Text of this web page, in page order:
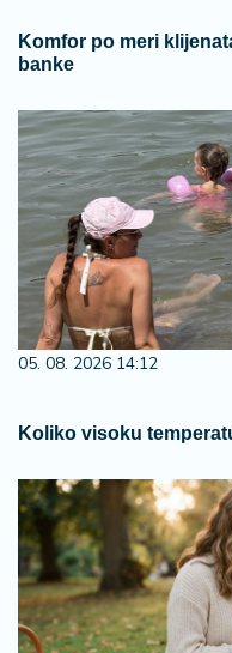
Komfor po meri
banke
05. 08. 2026 14:12
Koliko visoku